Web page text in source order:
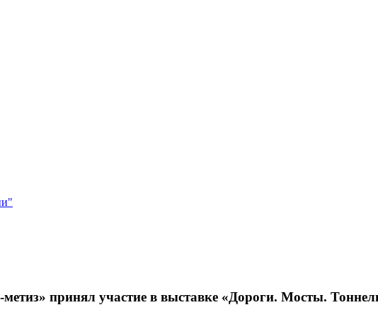
метиз» принял участие в выставке «Дороги. Мосты.